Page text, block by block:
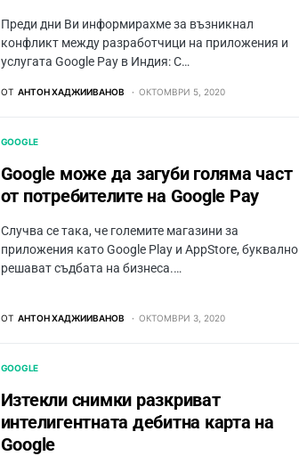
Преди дни Ви информирахме за възникнал
конфликт между разработчици на приложения и
услугата Google Pay в Индия: С…
ОТ АНТОН ХАДЖИИВАНОВ ОКТОМВРИ 5, 2020
GOOGLE
Google може да загуби голяма част
от потребителите на Google Pay
Случва се така, че големите магазини за
приложения като Google Play и AppStore, буквално
решават съдбата на бизнеса.…
ОТ АНТОН ХАДЖИИВАНОВ ОКТОМВРИ 3, 2020
GOOGLE
Изтекли снимки разкриват
интелигентната дебитна карта на
Google